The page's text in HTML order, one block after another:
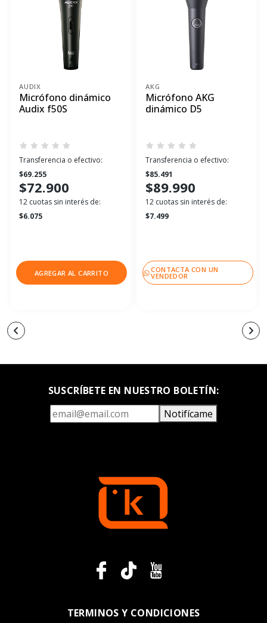
AUDIX
Micrófono dinámico
Audix f50S
Transferencia o efectivo:
$69.255
$72.900
12 cuotas sin interés de:
$6.075
AGREGAR AL CARRITO
AKG
Micrófono AKG
dinámico D5
Transferencia o efectivo:
$85.491
$89.990
12 cuotas sin interés de:
$7.499
CONTACTA CON UN
VENDEDOR
SUSCRÍBETE EN NUESTRO BOLETÍN:
Notifícame
TERMINOS Y CONDICIONES